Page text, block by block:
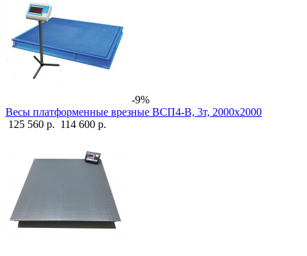
-9%
Весы платформенные врезные ВСП4-В, 3т, 2000х2000
125 560 р. 114 600 р.